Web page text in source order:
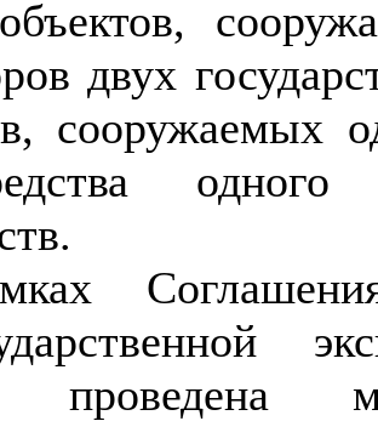
двух
сооружаемых
одного
проведена